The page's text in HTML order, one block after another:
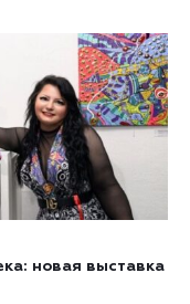
новая выставка